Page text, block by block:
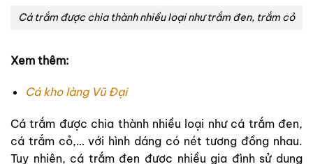
Cá trắm được chia thành nhiều loại như trắm đen, trắm cỏ
Xem thêm:
Cá kho làng Vũ Đại
Cá trắm được chia thành nhiều loại như cá trắm đen,
cá trắm cỏ,… với hình dáng có nét tương đồng nhau.
Tuy nhiên, cá trắm đen được nhiều gia đình sử dụng